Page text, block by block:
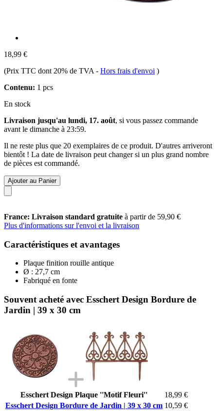
18,99 €
(Prix TTC dont 20% de TVA - Hors frais d'envoi )
Contenu: 1 pcs
En stock
Livraison jusqu'au lundi, 17. août, si vous passez commande
avant le dimanche à 23:59.
Il ne reste plus que 20 exemplaires de ce produit. D'autres arriveront
bientôt ! La date de livraison peut changer si un plus grand nombre
de pièces est commandé.
Ajouter au Panier
France: Livraison standard gratuite à partir de 59,90 €
Plus d'informations sur l'envoi et la livraison
Caractéristiques et avantages
Plaque finition rouille antique
Ø : 27,7 cm
Fabriqué en fonte
Souvent acheté avec Esschert Design Bordure de
Jardin | 39 x 30 cm
Esschert Design Plaque ''Motif Fleuri''
18,99 €
Esschert Design Bordure de Jardin | 39 x 30 cm 10,59 €